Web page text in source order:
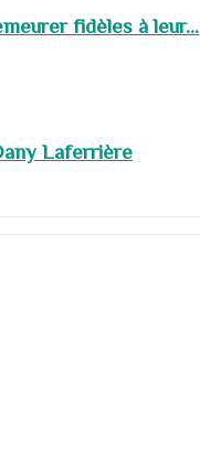
fidèles à leur...
Laferrière